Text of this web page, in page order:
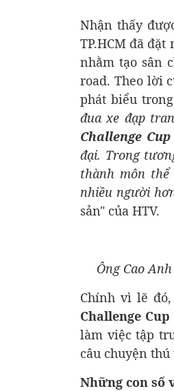
Nhận thấy
TP.HCM đã
nhằm tạo sân
road. Theo lời
phát biểu
đua xe đạp
Challenge Cup
đại. Trong
thành môn
nhiều người
sản" của HTV.
Ông Cao
Chính vì lẽ
Challenge Cup
làm việc tập
câu chuyện
Những con số